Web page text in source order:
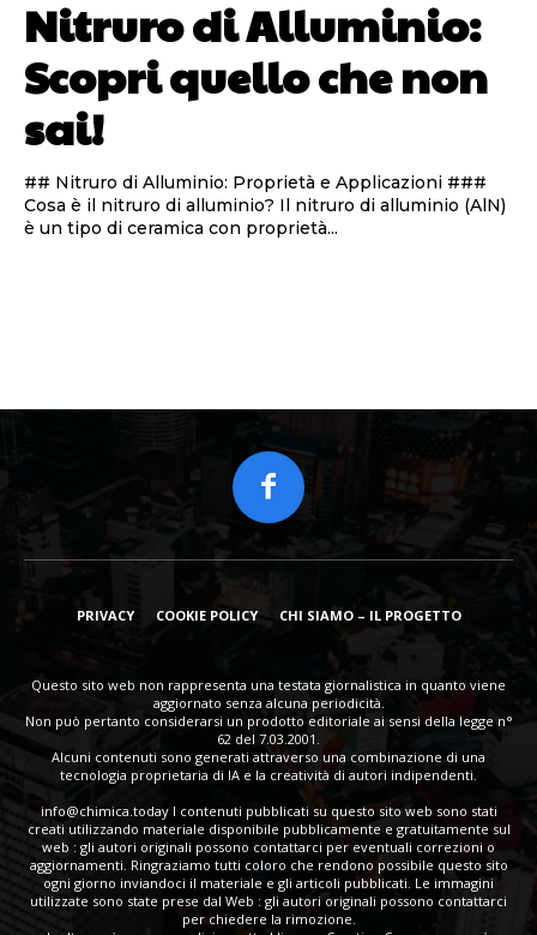
Nitruro di Alluminio:
Scopri quello che non
sai!
## Nitruro di Alluminio: Proprietà e Applicazioni ###
Cosa è il nitruro di alluminio? Il nitruro di alluminio (AlN)
è un tipo di ceramica con proprietà...
PRIVACY COOKIE POLICY CHI SIAMO – IL PROGETTO
Questo sito web non rappresenta una testata giornalistica in quanto viene
aggiornato senza alcuna periodicità.
Non può pertanto considerarsi un prodotto editoriale ai sensi della legge n°
62 del 7.03.2001.
Alcuni contenuti sono generati attraverso una combinazione di una
tecnologia proprietaria di IA e la creatività di autori indipendenti.
info@chimica.todayI contenuti pubblicati su questo sito web sono stati
creati utilizzando materiale disponibile pubblicamente e gratuitamente sul
web : gli autori originali possono contattarci per eventuali correzioni o
aggiornamenti. Ringraziamo tutti coloro che rendono possibile questo sito
ogni giorno inviandoci il materiale e gli articoli pubblicati. Le immagini
utilizzate sono state prese dal Web : gli autori originali possono contattarci
per chiedere la rimozione.